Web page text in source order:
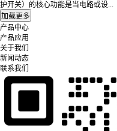
护开关）的核心功能是当电路或设...
产品中心
产品应用
关于我们
新闻动态
联系我们